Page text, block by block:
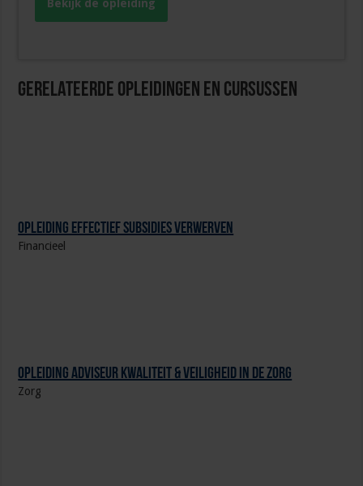
Bekijk de opleiding
Gerelateerde Opleidingen en Cursussen
Opleiding Effectief subsidies verwerven
Financieel
Opleiding Adviseur Kwaliteit & Veiligheid in de zorg
Zorg